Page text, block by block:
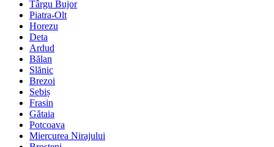
Târgu Bujor
Piatra-Olt
Horezu
Deta
Ardud
Bălan
Slănic
Brezoi
Sebiș
Frasin
Gătaia
Potcoava
Miercurea Nirajului